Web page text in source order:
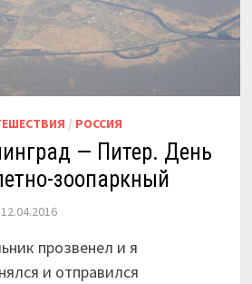
/ РОССИЯ
— Питер. День
зоопаркный
12.04.2016
прозвенел и я
и отправился